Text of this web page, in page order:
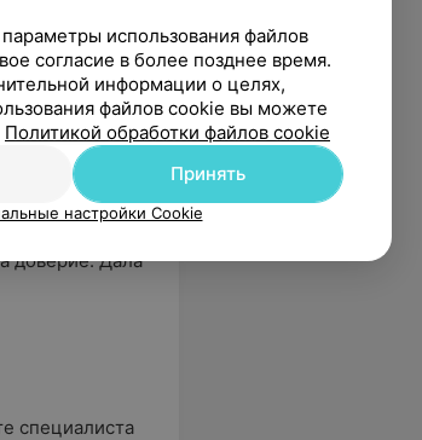
Вас за отзыв о
Рады видеть,
по полочкам
доверие. Дала
специалиста
использования файлов
согласие в более позднее время.
информации о целях,
файлов cookie вы можете
Политикой обработки файлов cookie
Принять
настройки Cookie